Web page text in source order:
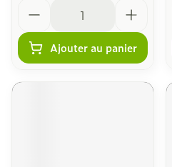
Ajouter au panier